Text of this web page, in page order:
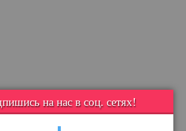
на нас в соц. сетях!